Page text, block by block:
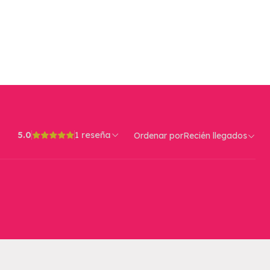
5.0 1 reseña Ordenar porRecién llegados